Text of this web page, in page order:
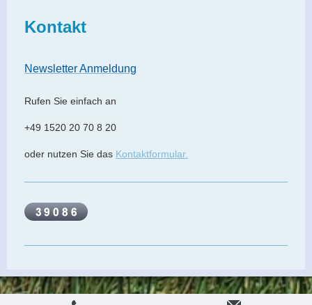
Kontakt
Newsletter Anmeldung
Rufen Sie einfach an
+49 1520 20 70 8 20
oder nutzen Sie das Kontaktformular.